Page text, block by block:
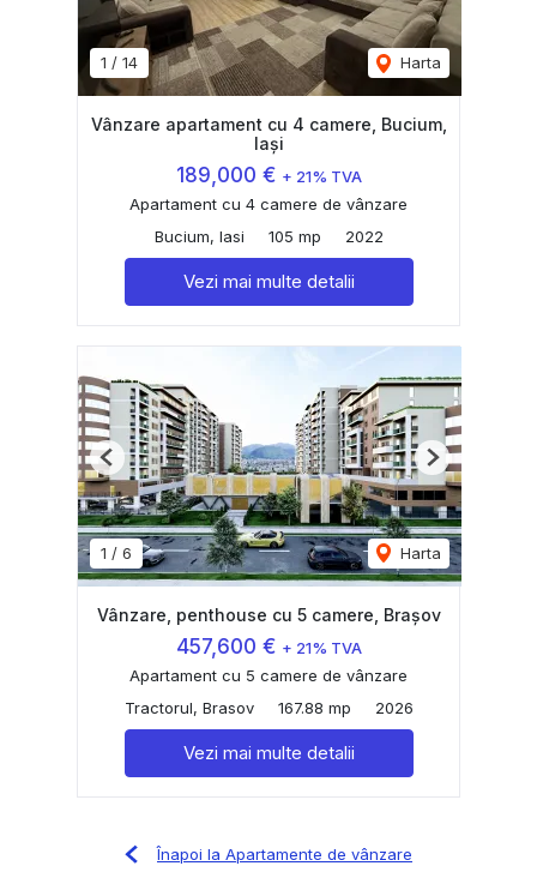
1 / 14 Harta
Vânzare apartament cu 4 camere, Bucium,
Iași
189,000 € + 21% TVA
Apartament cu 4 camere de vânzare
Bucium, Iasi
105 mp 2022
Vezi mai multe detalii
1 / 6 Harta
Previous Next
Vânzare, penthouse cu 5 camere, Brașov
457,600 € + 21% TVA
Apartament cu 5 camere de vânzare
Tractorul, Brasov
167.88 mp 2026
Vezi mai multe detalii
Înapoi la Apartamente de vânzare